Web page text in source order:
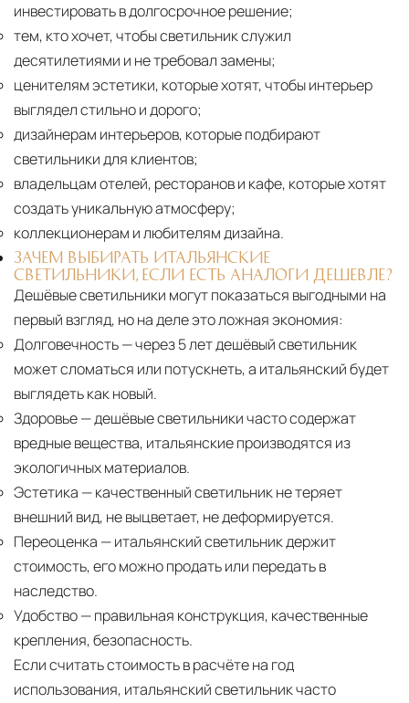
инвестировать в долгосрочное решение;
тем, кто хочет, чтобы светильник служил
десятилетиями и не требовал замены;
ценителям эстетики, которые хотят, чтобы интерьер
выглядел стильно и дорого;
дизайнерам интерьеров, которые подбирают
светильники для клиентов;
владельцам отелей, ресторанов и кафе, которые хотят
создать уникальную атмосферу;
коллекционерам и любителям дизайна.
ЗАЧЕМ ВЫБИРАТЬ ИТАЛЬЯНСКИЕ
СВЕТИЛЬНИКИ, ЕСЛИ ЕСТЬ АНАЛОГИ ДЕШЕВЛЕ?
Дешёвые светильники могут показаться выгодными на
первый взгляд, но на деле это ложная экономия:
Долговечность— через 5 лет дешёвый светильник
может сломаться или потускнеть, а итальянский будет
выглядеть как новый.
Здоровье— дешёвые светильники часто содержат
вредные вещества, итальянские производятся из
экологичных материалов.
Эстетика — качественный светильник не теряет
внешний вид, не выцветает, не деформируется.
Переоценка — итальянский светильник держит
стоимость, его можно продать или передать в
наследство.
Удобство— правильная конструкция, качественные
крепления, безопасность.
Если считать стоимость в расчёте на год
использования, итальянский светильник часто